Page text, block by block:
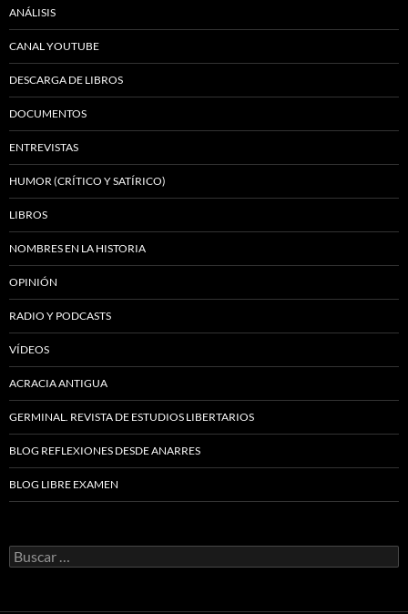
ANÁLISIS
CANAL YOUTUBE
DESCARGA DE LIBROS
DOCUMENTOS
ENTREVISTAS
HUMOR (CRÍTICO Y SATÍRICO)
LIBROS
NOMBRES EN LA HISTORIA
OPINIÓN
RADIO Y PODCASTS
VÍDEOS
ACRACIA ANTIGUA
GERMINAL. REVISTA DE ESTUDIOS LIBERTARIOS
BLOG REFLEXIONES DESDE ANARRES
BLOG LIBRE EXAMEN
Buscar: